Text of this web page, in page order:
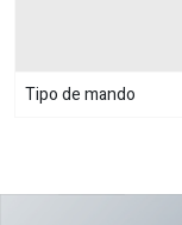
Tipo de mando